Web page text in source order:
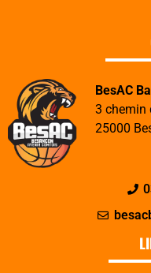
BesAC
3 chemin
25000